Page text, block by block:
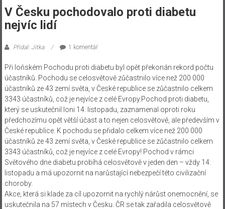
V Česku pochodovalo proti diabetu
nejvíc lidí
Přidal: Jitka 1 komentář
Při loňském Pochodu proti diabetu byl opět překonán rekord počtu
účastníků. Pochodu se celosvětově zůčastnilo více než 200 000
účastníků ze 43 zemí světa, v České republice se zůčastnilo celkem
3343 účastníků, což je nejvíce z celé Evropy.Pochod proti diabetu,
který se uskutečnil loni 14. listopadu, zaznamenal oproti roku
předchozímu opět větší účast a to nejen celosvětově, ale především v
České republice. K pochodu se přidalo celkem více než 200 000
účastníků ze 43 zemí světa, v České republice se zůčastnilo celkem
3343 účastníků, což je nejvíce z celé Evropy! Pochod v rámci
Světového dne diabetu probíhá celosvětově v jeden den – vždy 14.
listopadu a má upozornit na narůstající nebezpečí této civilizační
choroby.
Akce, která si klade za cíl upozornit na rychlý nárůst onemocnění, se
uskutečnila na 57 místech v Česku. ČR se tak zařadila celosvětově